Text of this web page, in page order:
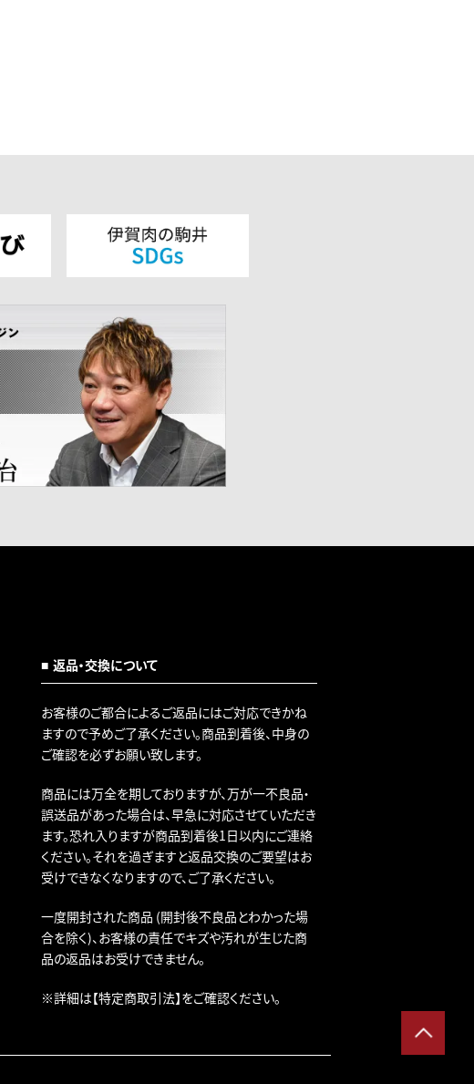
返品・交換について
お客様のご都合によるご返品にはご対応できかね
ますので予めご了承ください。商品到着後、中身の
ご確認を必ずお願い致します。
商品には万全を期しておりますが、万が一不良品・
誤送品があった場合は、早急に対応させていただき
ます。恐れ入りますが商品到着後1日以内にご連絡
ください。それを過ぎますと返品交換のご要望はお
受けできなくなりますので、ご了承ください。
一度開封された商品 (開封後不良品とわかった場
合を除く)、お客様の責任でキズや汚れが生じた商
品の返品はお受けできません。
※詳細は【特定商取引法】をご確認ください。